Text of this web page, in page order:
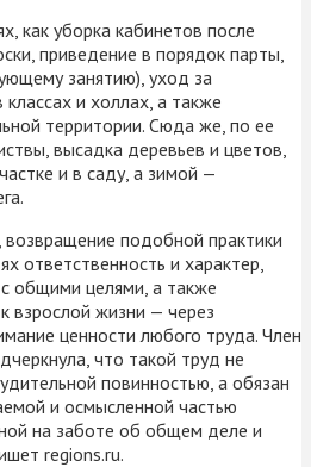
как уборка кабинетов после
приведение в порядок парты,
занятию), уход за
и холлах, а также
территории. Сюда же, по ее
высадка деревьев и цветов,
и в саду, а зимой —
подобной практики
ответственность и характер,
общими целями, а также
взрослой жизни — через
ценности любого труда. Член
что такой труд не
повинностью, а обязан
и осмысленной частью
на заботе об общем деле и
regions.ru.